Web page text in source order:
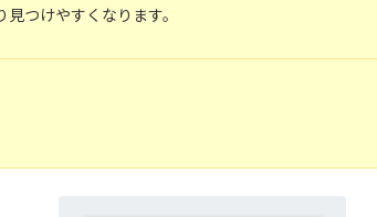
つけやすくなります。